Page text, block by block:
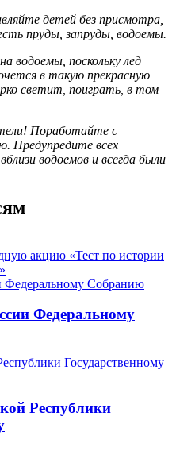
детей без присмотра,
пруды, запруды, водоемы.
водоемы, поскольку лед
в такую прекрасную
светит, поиграть, в том
Поработайте с
Предупредите всех
водоемов и всегда были
акцию «Тест по истории
Федеральному
Республики